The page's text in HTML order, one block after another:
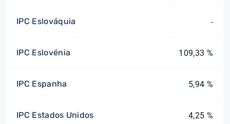
IPC Eslováquia -
IPC Eslovénia 109,33 %
IPC Espanha 5,94 %
IPC Estados Unidos 4,25 %